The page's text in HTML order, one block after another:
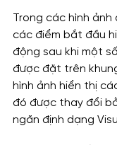
Trong các hình ảnh
các điểm bắt đầu
động sau khi một
được đặt trên
hình ảnh hiển thị
đó được thay đổi
ngăn định dạng